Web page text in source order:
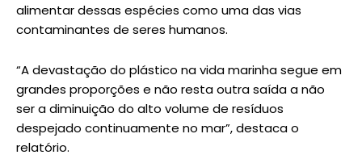
alimentar dessas espécies como uma das vias
contaminantes de seres humanos.
“A devastação do plástico na vida marinha segue em
grandes proporções e não resta outra saída a não
ser a diminuição do alto volume de resíduos
despejado continuamente no mar”, destaca o
relatório.